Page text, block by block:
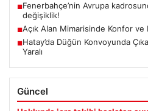
■Fenerbahçe’nin Avrupa
değişiklik!
■Açık Alan Mimarisinde Konfor
■Hatay’da Düğün Konvoyunda
Yaralı
Güncel